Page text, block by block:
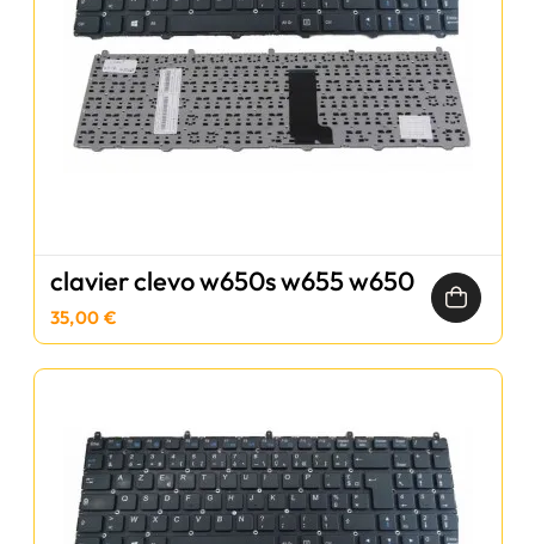
clavier clevo w650s w655 w650
35,00 €